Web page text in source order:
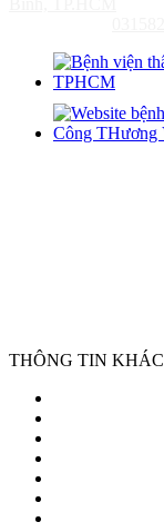
THÔNG TIN KHÁC